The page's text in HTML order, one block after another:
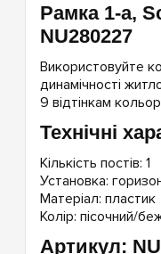
Рамка 1-а,
NU280227
Використовуйте
динамічності
9 відтінкам
Технічні
Кількість постів: 1
Установка:
Матеріал: пластик
Колір: пісочний/
Артикул: